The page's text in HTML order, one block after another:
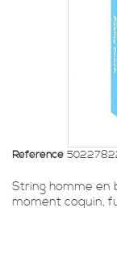
Référence
String homme en
moment coquin,